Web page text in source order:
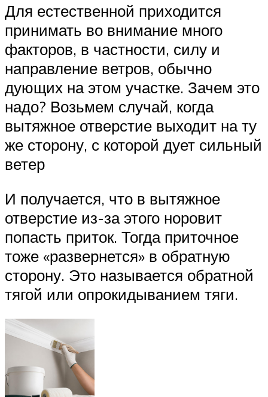
Для естественной приходится
принимать во внимание много
факторов, в частности, силу и
направление ветров, обычно
дующих на этом участке. Зачем это
надо? Возьмем случай, когда
вытяжное отверстие выходит на ту
же сторону, с которой дует сильный
ветер
И получается, что в вытяжное
отверстие из-за этого норовит
попасть приток. Тогда приточное
тоже «развернется» в обратную
сторону. Это называется обратной
тягой или опрокидыванием тяги.